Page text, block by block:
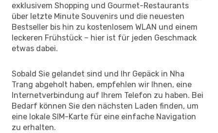
exklusivem Shopping und Gourmet-Restaurants
über letzte Minute Souvenirs und die neuesten
Bestseller bis hin zu kostenlosem WLAN und einem
leckeren Frühstück – hier ist für jeden Geschmack
etwas dabei.
Sobald Sie gelandet sind und Ihr Gepäck in Nha
Trang abgeholt haben, empfehlen wir Ihnen, eine
Internetverbindung auf Ihrem Telefon zu haben. Bei
Bedarf können Sie den nächsten Laden finden, um
eine lokale SIM-Karte für eine einfache Navigation
zu erhalten.